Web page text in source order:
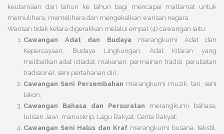
keutamaan dari tahun ke tahun bagi mencapai matlamat untuk
memulihara, memelihara dan mengekalkan warisan negara.
Warisan tidak ketara digerakkan melalui empat (4) cawangan iaitu:
Cawangan Adat dan Budayamerangkumi Adat dan
Kepercayaan, Budaya Lingkungan, Adat Kitaran yang
melibatkan adat istiadat, makanan, permainan tradisi, perubatan
tradisional, seni pertahanan diri;
Cawangan Seni Persembahan merangkumi muzik, tari, seni
lakon;
Cawangan Bahasa dan Persuratan merangkumi bahasa,
tulisan Jawi, manuskrip, Lagu Rakyat, Cerita Rakyat;
Cawangan Seni Halus dan Kraf merangkumi busana, tekstil,